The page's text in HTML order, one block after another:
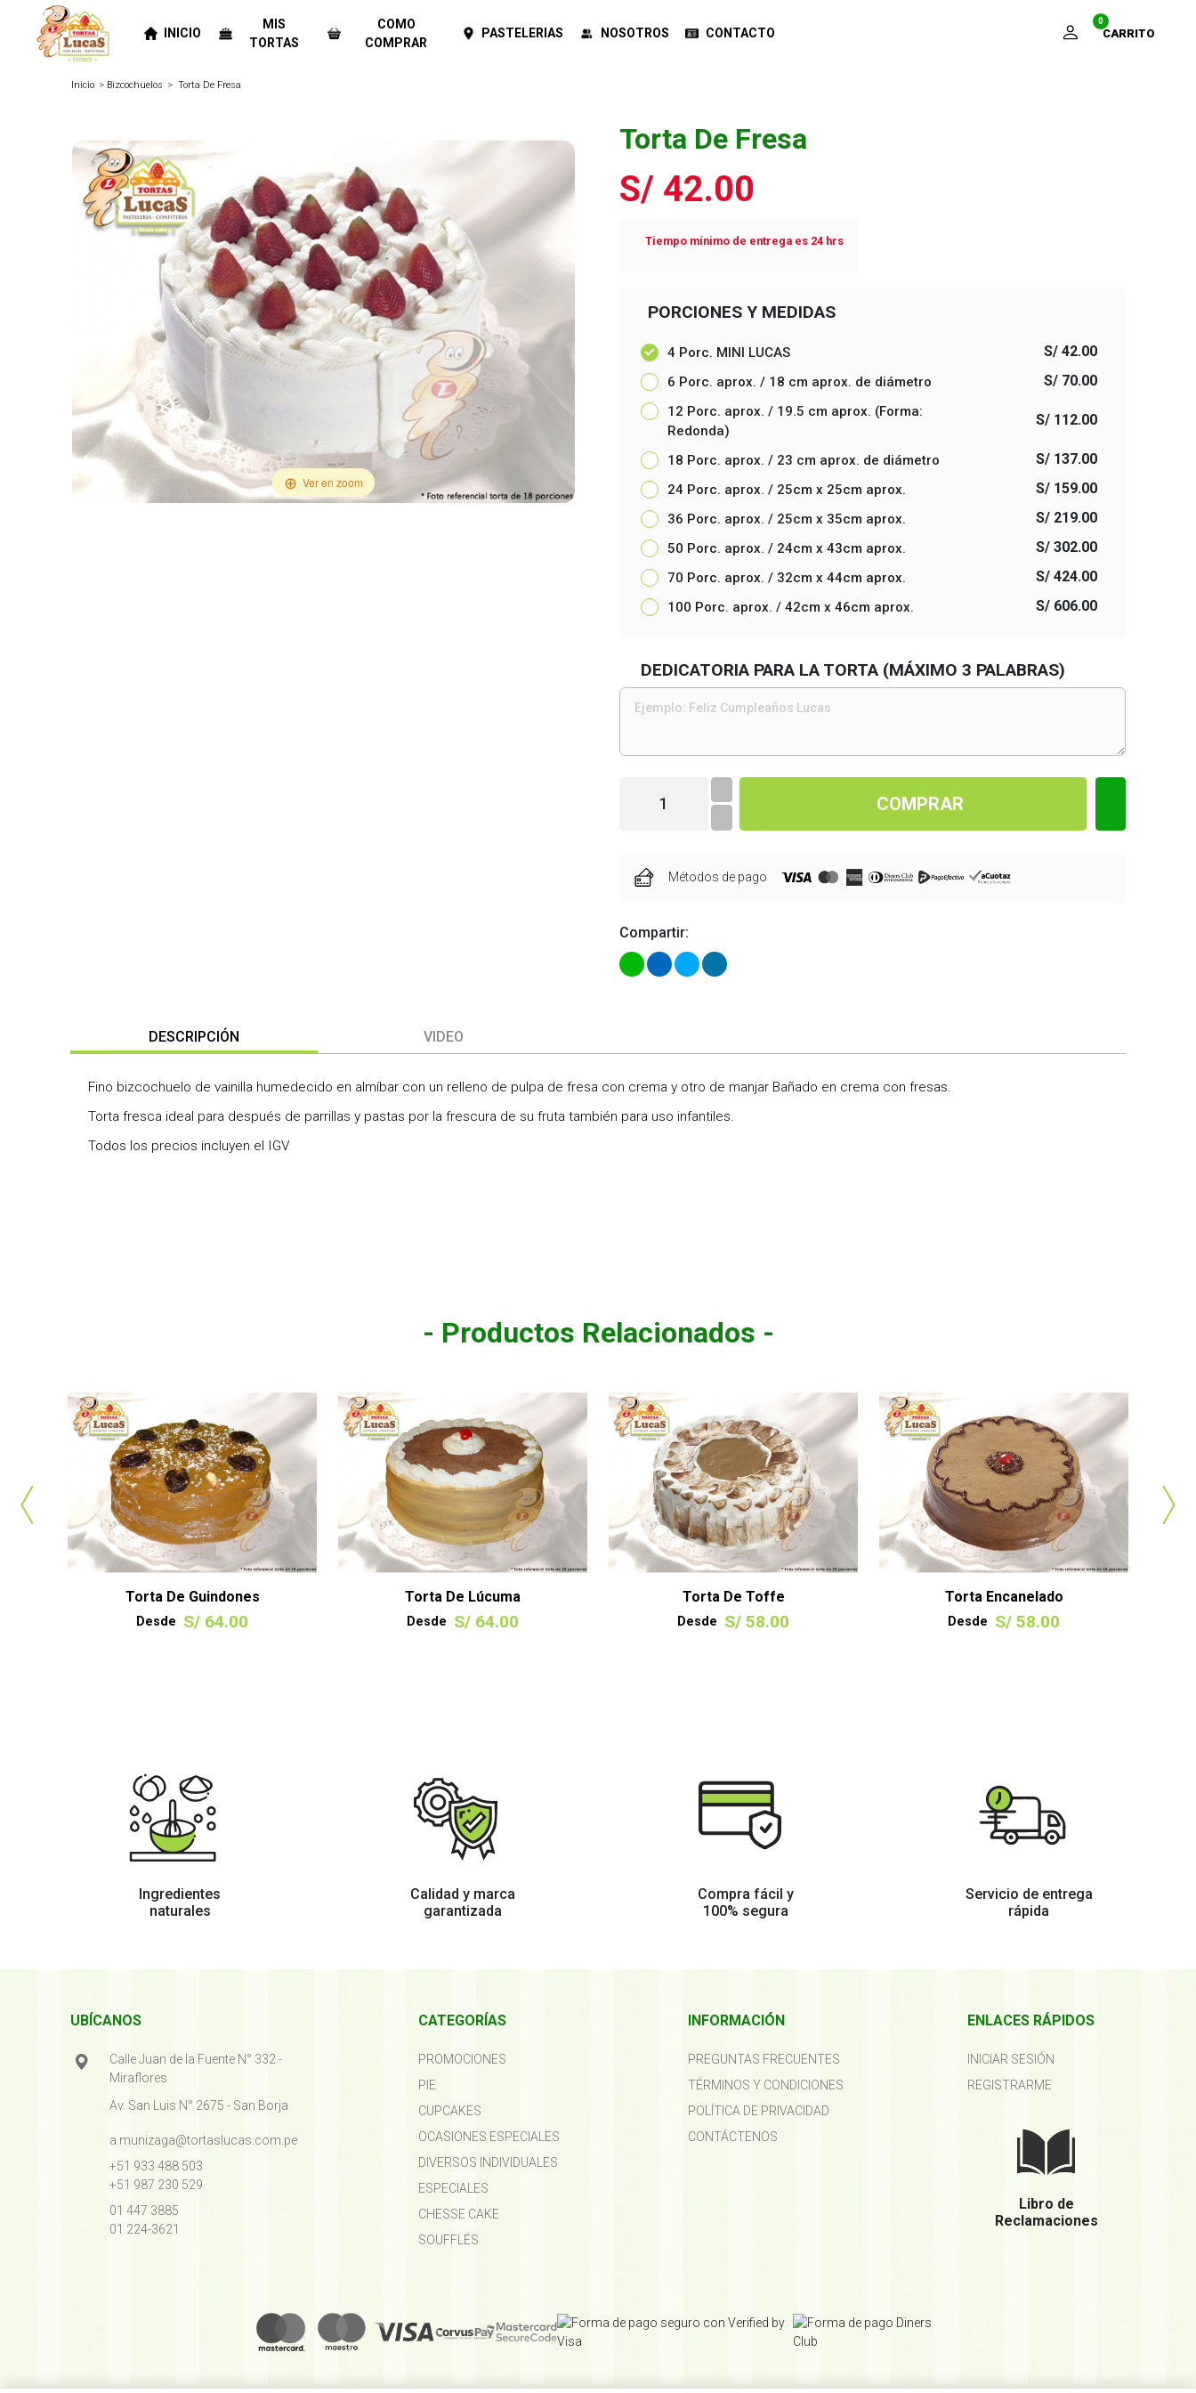
INICIO
MIS
TORTAS
COMO
COMPRAR
PASTELERIAS NOSOTROS CONTACTO
0
CARRITO
Inicio Bizcochuelos Torta De Fresa
Ver en zoom
Torta De Fresa
S/ 42.00
Tiempo mínimo de entrega es 24 hrs
PORCIONES Y MEDIDAS
4 Porc. MINI LUCAS S/ 42.00
6 Porc. aprox. / 18 cm aprox. de diámetro S/ 70.00
12 Porc. aprox. / 19.5 cm aprox. (Forma:
Redonda)
S/ 112.00
18 Porc. aprox. / 23 cm aprox. de diámetro S/ 137.00
24 Porc. aprox. / 25cm x 25cm aprox. S/ 159.00
36 Porc. aprox. / 25cm x 35cm aprox. S/ 219.00
50 Porc. aprox. / 24cm x 43cm aprox. S/ 302.00
70 Porc. aprox. / 32cm x 44cm aprox. S/ 424.00
100 Porc. aprox. / 42cm x 46cm aprox. S/ 606.00
DEDICATORIA PARA LA TORTA (MÁXIMO 3 PALABRAS)
COMPRAR
Métodos de pago
Compartir:
DESCRIPCIÓN VIDEO
Fino bizcochuelo de vainilla humedecido en almíbar con un relleno de pulpa de fresa con crema y otro de manjar Bañado en crema con fresas.
Torta fresca ideal para después de parrillas y pastas por la frescura de su fruta también para uso infantiles.
Todos los precios incluyen el IGV
- Productos Relacionados -
Torta De Guindones
Desde S/ 64.00
Torta De Lúcuma
Desde S/ 64.00
Torta De Toffe
Desde S/ 58.00
Torta Encanelado
Desde S/ 58.00
Ingredientes
naturales
Calidad y marca
garantizada
Compra fácil y
100% segura
Servicio de entrega
rápida
UBÍCANOS
Calle Juan de la Fuente N° 332 -
Miraflores
Av. San Luis N° 2675 - San Borja
a.munizaga@tortaslucas.com.pe
+51 933 488 503
+51 987 230 529
01 447 3885
01 224-3621
CATEGORÍAS
PROMOCIONES
PIE
CUPCAKES
OCASIONES ESPECIALES
DIVERSOS INDIVIDUALES
ESPECIALES
CHESSE CAKE
SOUFFLÉS
INFORMACIÓN
PREGUNTAS FRECUENTES
TÉRMINOS Y CONDICIONES
POLÍTICA DE PRIVACIDAD
CONTÁCTENOS
ENLACES RÁPIDOS
INICIAR SESIÓN
REGISTRARME
Libro de
Reclamaciones